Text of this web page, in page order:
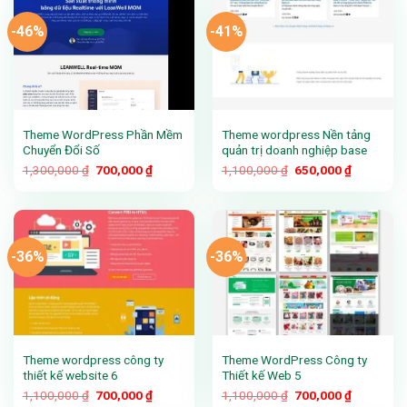
-46%
Theme WordPress Phần Mềm
Chuyển Đổi Số
1,300,000₫ Giá
700,000₫Giá
hiện
700,000 ₫.
-41%
Theme wordpress Nền tảng
quản trị doanh nghiệp base
1,100,000₫ Giá
650,000₫Giá
hiện
650,000
-36%
Theme wordpress công ty
thiết kế website 6
1,100,000₫ Giá
700,000₫Giá
-36%
Theme WordPress Công ty
Thiết kế Web 5
1,100,000₫ Giá
700,000₫Giá